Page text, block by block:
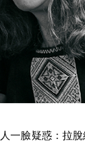
一臉疑惑：拉